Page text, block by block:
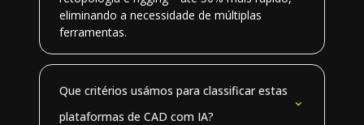
eliminando a necessidade de múltiplas
ferramentas.
Que critérios usámos para classificar estas
plataformas de CAD com IA?